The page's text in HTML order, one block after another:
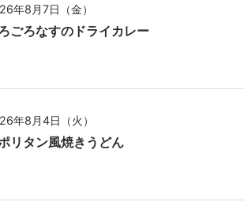
年8月7日（金）
ごろなすのドライカレー
年8月4日（火）
リタン風焼きうどん